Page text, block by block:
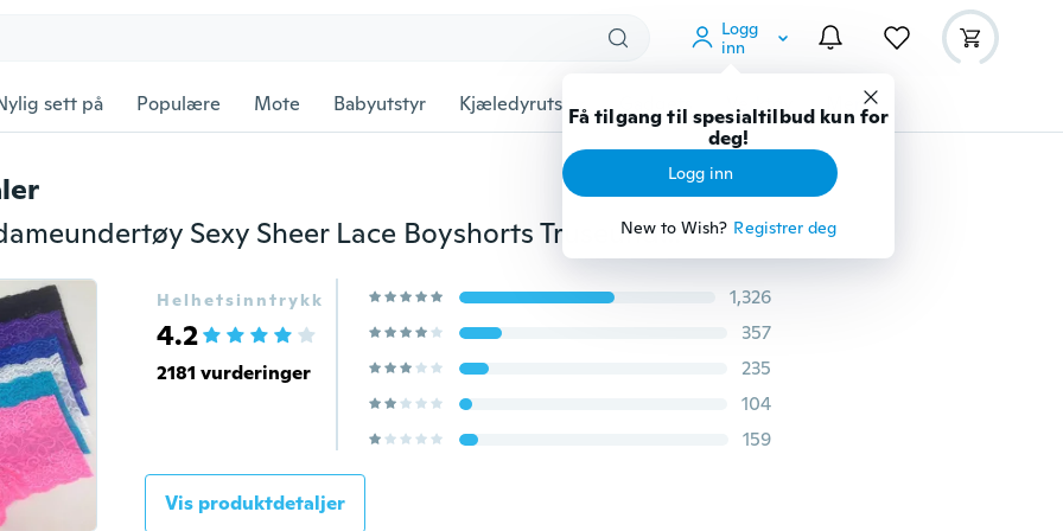
Logg
inn
Få tilgang til spesialtilbud kun for
deg!
Logg inn
New to Wish? Registrer deg
sett på Populære Mote Babyutstyr Kjæledyrutstyr Gadgets Verktøy
Damemote dameundertøy Sexy Sheer Lace Boyshorts Truseundertøy
Helhetsinntrykk
4.2
2181 vurderinger
1,326
357
235
104
159
Vis produktdetaljer